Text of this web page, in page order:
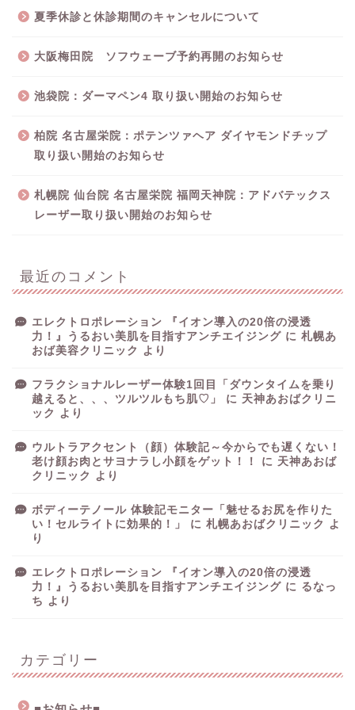
夏季休診と休診期間のキャンセルについて
大阪梅田院 ソフウェーブ予約再開のお知らせ
池袋院：ダーマペン4 取り扱い開始のお知らせ
柏院 名古屋栄院：ポテンツァヘア ダイヤモンドチップ
取り扱い開始のお知らせ
札幌院 仙台院 名古屋栄院 福岡天神院：アドバテックス
レーザー取り扱い開始のお知らせ
最近のコメント
エレクトロポレーション 『イオン導入の20倍の浸透
力！』うるおい美肌を目指すアンチエイジング に 札幌あ
おば美容クリニック
より
フラクショナルレーザー体験1回目「ダウンタイムを乗り
越えると、、、ツルツルもち肌♡」
に 天神あおばクリニ
ック
より
ウルトラアクセント（顔）体験記～今からでも遅くない！
老け顔お肉とサヨナラし小顔をゲット！！
に 天神あおば
クリニック
より
ボディーテノール 体験記モニター「魅せるお尻を作りた
い！セルライトに効果的！」
に 札幌あおばクリニック
よ
り
エレクトロポレーション 『イオン導入の20倍の浸透
力！』うるおい美肌を目指すアンチエイジング に るなっ
ち より
カテゴリー